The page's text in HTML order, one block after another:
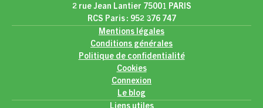
2 rue Jean Lantier 75001 PARIS
RCS Paris : 952 376 747
Mentions légales
Conditions générales
Politique de confidentialité
Cookies
Connexion
Le blog